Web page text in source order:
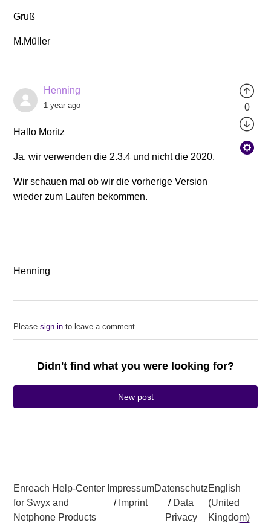
Gruß
M.Müller
Henning
1 year ago
Hallo Moritz
Ja, wir verwenden die 2.3.4 und nicht die 2020.
Wir schauen mal ob wir die vorherige Version
wieder zum Laufen bekommen.
Henning
0
Pleasesign in to leave a comment.
Didn't find what you were looking for?
New post
Enreach Help-Center
for Swyx and
Netphone Products
Impressum
/ Imprint
Datenschutz
/ Data
Privacy
English
(United
Kingdom)